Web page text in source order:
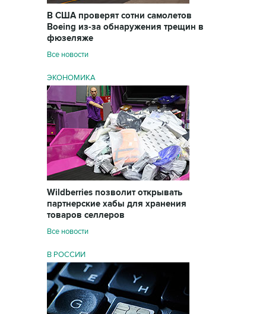
В США проверят сотни самолетов
Boeing из-за обнаружения трещин в
фюзеляже
Все новости
ЭКОНОМИКА
Wildberries позволит открывать
партнерские хабы для хранения
товаров селлеров
Все новости
В РОССИИ